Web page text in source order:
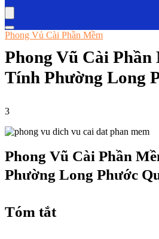
Phong Vủ Cài Phần Mềm
Phong Vũ Cài Phần
Tính Phường Long
3
Phong Vũ Cài Phần
Phường Long Phước
Tóm tắt